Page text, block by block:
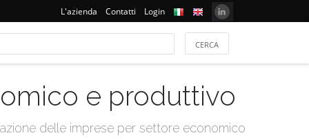
L'azienda Contatti Login
e produttivo
delle imprese per settore economico